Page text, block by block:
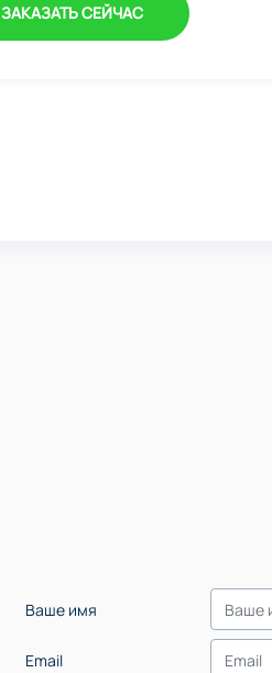
ЗАКАЗАТЬ СЕЙЧАС
Ваше имя
Email